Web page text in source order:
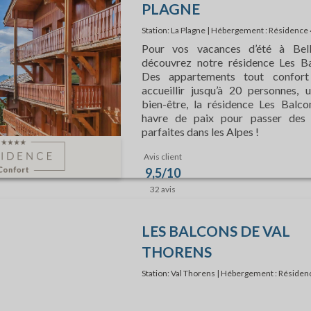
bien même une séance détente dans le spa des Balcons de
les locations de stations balnéaires hors de prix et les
à La Plagne ! Avec ses tarifs doux en été et sa quantité
vos repas (On vous voit les gourmands !). Prenez le temps de
non seulement de bénéficier de tarifs avantageux,
leur séjour aux Balcons de Belle Plagne. Pendant que
PLAGNE
Station: La Plagne | Hébergement : Résidence
Pour vos vacances d’été à
découvrez notre résidence Les
Des appartements tout
accueillir jusqu’à 20 personnes,
bien-être, la résidence Les
havre de paix pour passer des
parfaites dans les Alpes !
Avis client
9,5/10
32 avis
LES BALCONS DE VAL
THORENS
Station: Val Thorens | Hébergement :